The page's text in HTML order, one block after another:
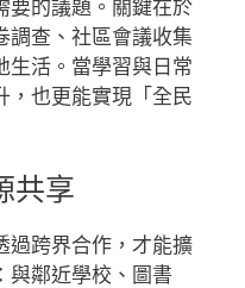
要的議題。關鍵在於
調查、社區會議收集
生活。當學習與日常
，也更能實現「全民
共享
過跨界合作，才能擴
與鄰近學校、圖書